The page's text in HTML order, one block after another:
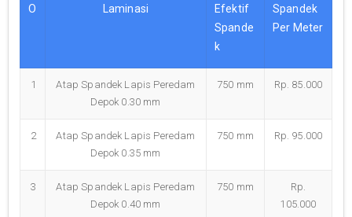
O
Laminasi
Efektif
Spande
k
Spandek
Per Meter
1
Atap Spandek Lapis Peredam
Depok 0.30 mm
750 mm Rp. 85.000
2
Atap Spandek Lapis Peredam
Depok 0.35 mm
750 mm Rp. 95.000
3
Atap Spandek Lapis Peredam
Depok 0.40 mm
750 mm
Rp.
105.000